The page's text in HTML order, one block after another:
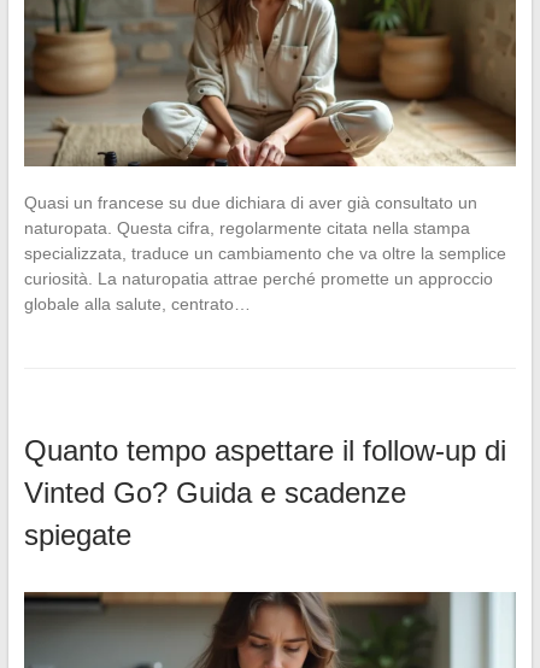
Quasi un francese su due dichiara di aver già consultato un
naturopata. Questa cifra, regolarmente citata nella stampa
specializzata, traduce un cambiamento che va oltre la semplice
curiosità. La naturopatia attrae perché promette un approccio
globale alla salute, centrato…
Quanto tempo aspettare il follow-up di
Vinted Go? Guida e scadenze
spiegate